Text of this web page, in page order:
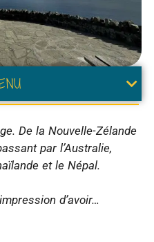
De la Nouvelle-Zélande
par l’Australie,
et le Népal.
d’avoir…